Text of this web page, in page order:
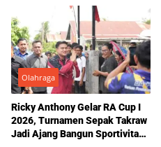
Olahraga
Ricky Anthony Gelar RA Cup I
2026, Turnamen Sepak Takraw
Jadi Ajang Bangun Sportivitas